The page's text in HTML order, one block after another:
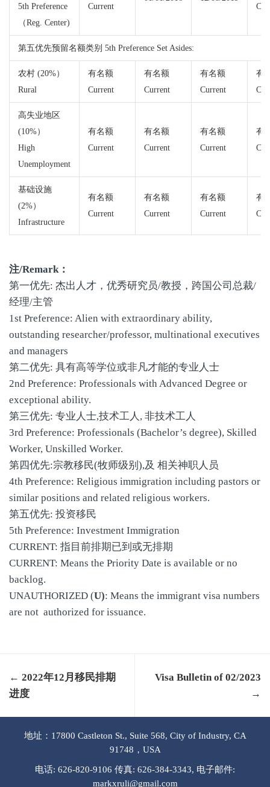
5th Preference
（Reg. Center)
Current
第五优先预留名额类别 5th Preference Set Asides:
农村 (20%）
Rural
有名额
Current
有名额
Current
有名额
Current
有
高失业地区
(10%）
High
Unemployment
有名额
Current
有名额
Current
有名额
Current
有
基础设施
(2%）
Infrastructure
有名额
Current
有名额
Current
有名额
Current
有
注/Remark：
第一优先: 杰出人才，优秀研究员/教授，跨国公司总裁/
经理/主管
1st Preference: Alien with extraordinary ability,
outstanding researcher/professor, multinational executives
and managers
第二优先: 具有高等学位或非凡才能的专业人士
2nd Preference: Professionals with Advanced Degree or
exceptional ability.
第三优先: 专业人士,技术工人, 非技术工人
3rd Preference: Professionals (Bachelor’s degree), Skilled
Worker, Unskilled Worker.
第四优先:宗教移民(牧师级别),及 相关神职人员
4th Preference: Religious immigration including pastors or
similar positions and related religious workers.
第五优先: 投资移民
5th Preference: Investment Immigration
CURRENT: 指目前排期已到或无排期
CURRENT: Means the Priority Date is available or no
backlog.
UNAUTHORIZED (U): Means the immigrant visa numbers
are not authorized for issuance.
← 2022年12月移民排期
进度
Visa Bulletin of 02/2023
→
地址：17800 Castleton St., Suite 568, City of Industry, CA
91748，USA
电话: 626-820-9106 传真: 626-384-3343, 电子邮件:
markxruli@gmail.com